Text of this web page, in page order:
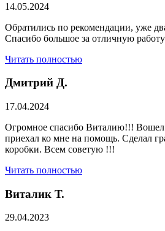
14.05.2024
Обратились по рекомендации, уже
Спасибо большое за отличную
Читать полностью
Дмитрий Д.
17.04.2024
Огромное спасибо Виталию!!!
приехал ко мне на помощь. Сделал
коробки. Всем советую !!!
Читать полностью
Виталик Т.
29.04.2023